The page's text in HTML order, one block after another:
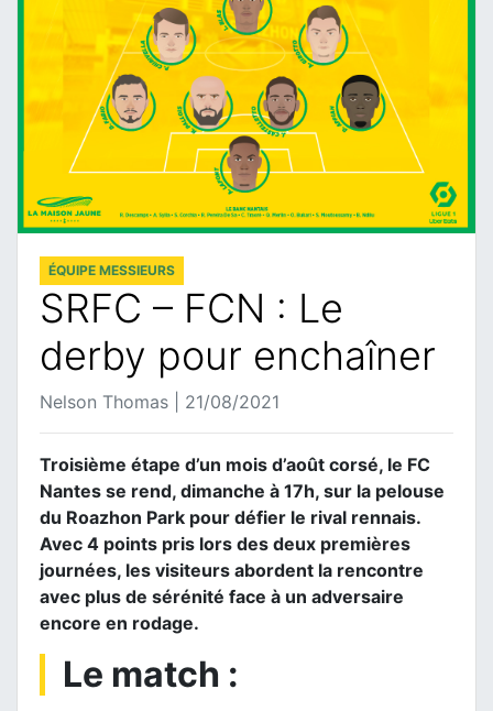
ÉQUIPE MESSIEURS
SRFC – FCN : Le
derby pour enchaîner
Nelson Thomas | 21/08/2021
Troisième étape d’un mois d’août corsé, le FC
Nantes se rend, dimanche à 17h, sur la pelouse
du Roazhon Park pour défier le rival rennais.
Avec 4 points pris lors des deux premières
journées, les visiteurs abordent la rencontre
avec plus de sérénité face à un adversaire
encore en rodage.
Le match :